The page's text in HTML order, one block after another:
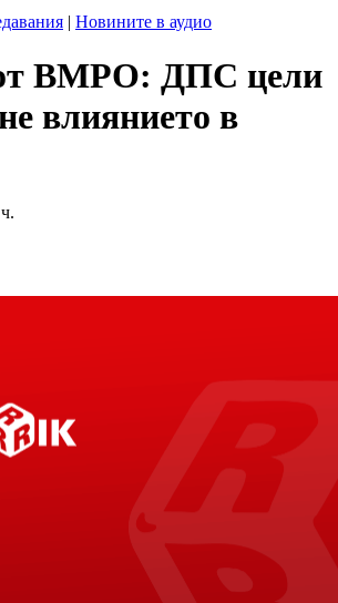
| Новините в аудио
ВМРО: ДПС цели
влиянието в